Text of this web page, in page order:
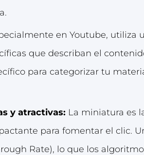
en Youtube, utiliza
que describan el
para categorizar tu
y atractivas: La miniatura es
para fomentar el clic.
Rate), lo que los